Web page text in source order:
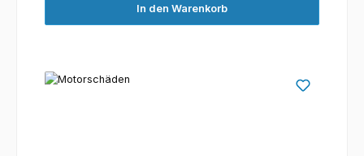
In den Warenkorb